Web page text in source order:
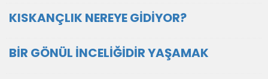
KISKANÇLIK NEREYE GİDİYOR?
BİR GÖNÜL İNCELİĞİDİR YAŞAMAK